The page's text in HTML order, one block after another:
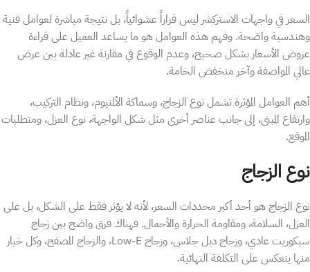
السعر في واجهات الاستركشر ليس قراراً عشوائياً، بل نتيجة مباشرة لعوامل فنية
وهندسية واضحة. وفهم هذه العوامل هو ما يساعد العميل على قراءة
عروض الأسعار بشكل صحيح، وعدم الوقوع في مقارنة غير عادلة بين عرض
عالي المواصفة وآخر منخفض الخامة.
أهم العوامل المؤثرة تشمل نوع الزجاج، وسماكة الألمنيوم، ونظام التركيب،
وارتفاع المبنى، إلى جانب عناصر أخرى مثل شكل الواجهة، نوع العزل، ومتطلبات
الموقع.
نوع الزجاج
نوع الزجاج هو أحد أكبر محددات السعر، لأنه لا يؤثر فقط على الشكل، بل على
العزل، السلامة، ومقاومة الحرارة والأحمال. فهناك فرق واضح بين زجاج
سيكوريت عادي، وزجاج دبل جلاس، وزجاج Low-E، والزجاج المصفح، وكل خيار
منها ينعكس على التكلفة النهائية.